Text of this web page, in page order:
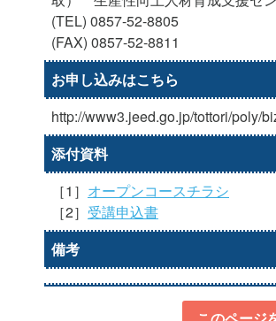
(TEL) 0857-52-8805
(FAX) 0857-52-8811
お申し込みはこちら
http://www3.jeed.go.jp/tottori/poly/
添付資料
［1］ オープンコースチラシ
［2］ 受講申込書
備考